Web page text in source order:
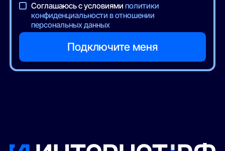
Соглашаюсь с условиямиполитики
конфиденциальности в отношении
персональных данных